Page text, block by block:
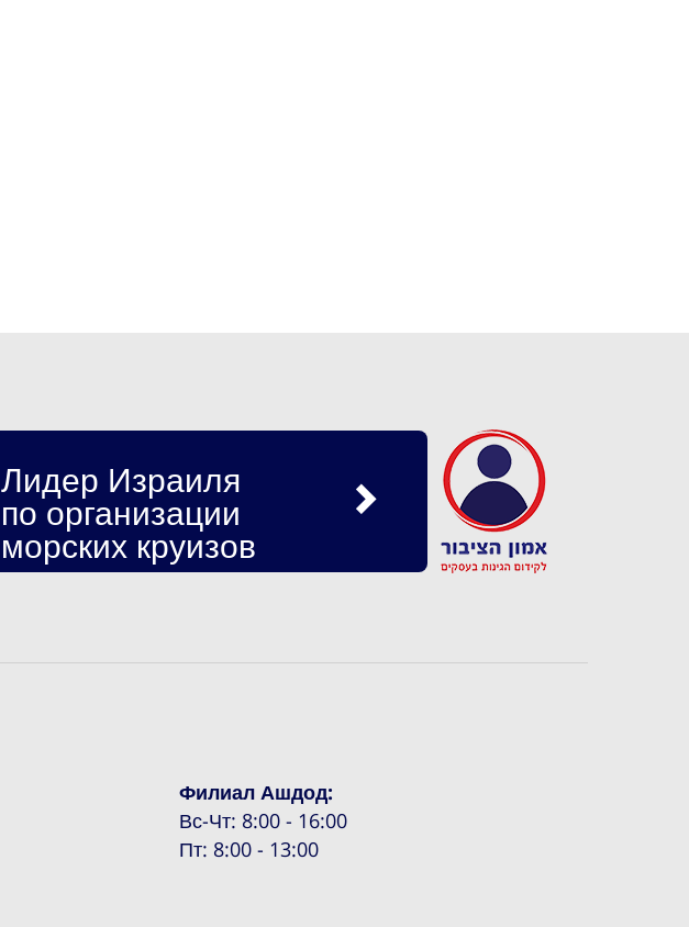
Лидер Израиля
по организации
морских круизов
Филиал Ашдод:
Вс-Чт: 8:00 - 16:00
Пт: 8:00 - 13:00